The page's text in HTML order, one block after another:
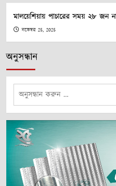
মালয়েশিয়ায় পাচারের সময় ২৮ জন
নভেম্বর 25, 2025
অনুসন্ধান
অনুসন্ধানঃ